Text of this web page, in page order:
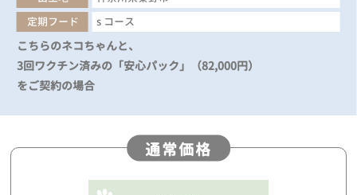
定期フード
s コース
こちらのネコちゃんと、
3回ワクチン済みの「安心パック」（82,000円）
をご契約の場合
通常価格